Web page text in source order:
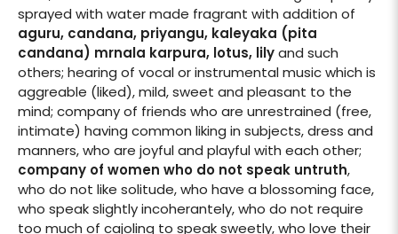
sprayed with water made fragrant with addition of
aguru, candana, priyangu, kaleyaka (pita
candana) mrnala karpura, lotus, lilyand such
others; hearing of vocal or instrumental music which is
aggreable (liked), mild, sweet and pleasant to the
mind; company of friends who are unrestrained (free,
intimate) having common liking in subjects, dress and
manners, who are joyful and playful with each other;
company of women who do not speak untruth,
who do not like solitude, who have a blossoming face,
who speak slightly incoherantely, who do not require
too much of cajoling to speak sweetly, who love their